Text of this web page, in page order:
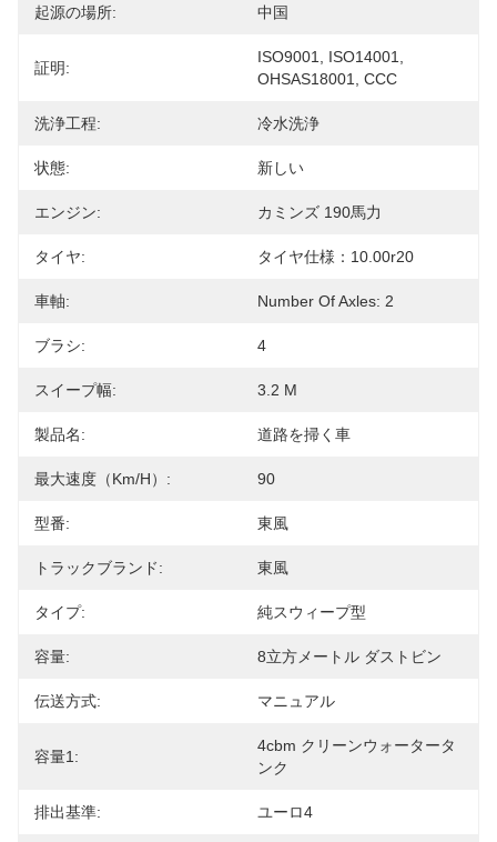
起源の場所: 中国
証明:
ISO9001, ISO14001,
OHSAS18001, CCC
洗浄工程: 冷水洗浄
状態: 新しい
エンジン: カミンズ 190馬力
タイヤ: タイヤ仕様：10.00r20
車軸: Number Of Axles: 2
ブラシ: 4
スイープ幅: 3.2 M
製品名: 道路を掃く車
最大速度（km/h）: 90
型番: 東風
トラックブランド: 東風
タイプ: 純スウィープ型
容量: 8立方メートル ダストビン
伝送方式: マニュアル
容量1:
4cbm クリーンウォータータ
ンク
排出基準: ユーロ4